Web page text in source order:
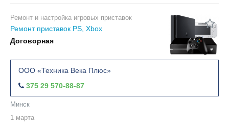
Ремонт и настройка игровых приставок
Ремонт приставок PS, Xbox
Договорная
ООО «Техника Века Плюс»
375 29 570-88-87
Минск
1 марта